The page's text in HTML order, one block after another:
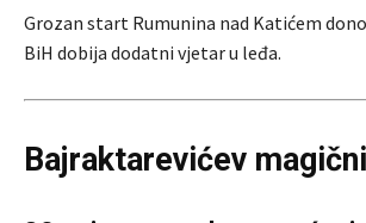
Grozan start Rumunina nad Katićem
BiH dobija dodatni vjetar u leđa.
Bajraktarevićev